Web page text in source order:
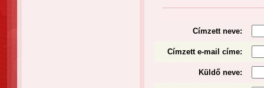
Címzett neve:
Címzett e-mail címe:
Küldő neve: